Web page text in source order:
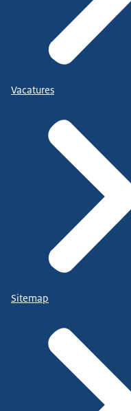
Vacatures
Sitemap